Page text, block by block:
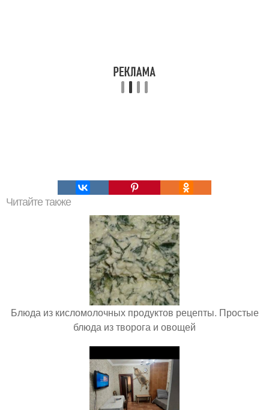
Читайте также
Блюда из кисломолочных продуктов рецепты. Простые
блюда из творога и овощей